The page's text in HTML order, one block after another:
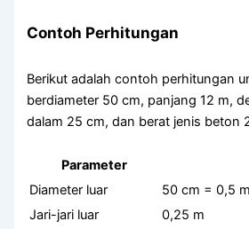
Contoh Perhitungan
Berikut adalah contoh perhitungan
berdiameter 50 cm, panjang 12 m,
dalam 25 cm, dan berat jenis beton
Parameter
Diameter luar
50 cm = 0,5 m
Jari-jari luar
0,25 m